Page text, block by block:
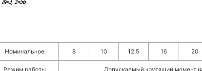
Номинальное 8 10 12,5 16 20
Режим работы Допускаемый крутящий момент